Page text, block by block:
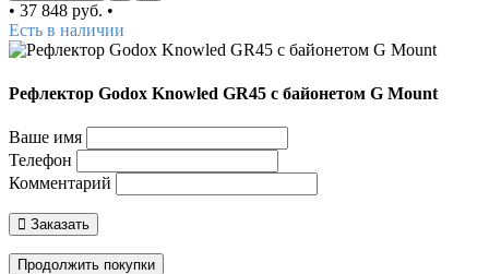
• 37 848 руб. •
Есть в наличии
Рефлектор Godox Knowled GR45 с байонетом G Mount
Ваше имя
Телефон
Комментарий
Заказать
Продолжить покупки